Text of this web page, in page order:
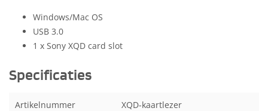
Windows/Mac OS
USB 3.0
1 x Sony XQD card slot
Specificaties
Artikelnummer XQD-kaartlezer